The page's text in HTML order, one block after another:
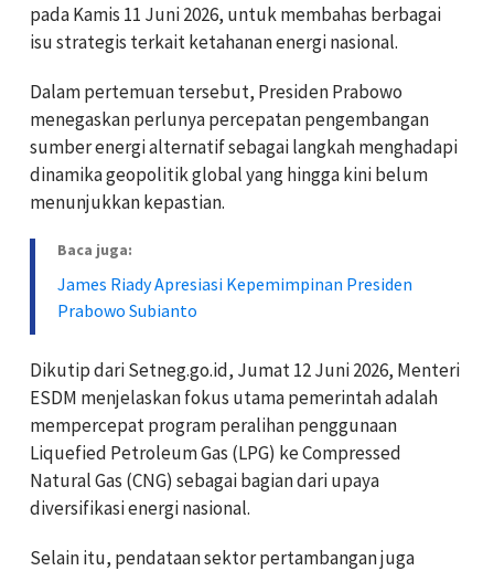
pada Kamis 11 Juni 2026, untuk membahas berbagai
isu strategis terkait ketahanan energi nasional.
Dalam pertemuan tersebut, Presiden Prabowo
menegaskan perlunya percepatan pengembangan
sumber energi alternatif sebagai langkah menghadapi
dinamika geopolitik global yang hingga kini belum
menunjukkan kepastian.
Baca juga:
James Riady Apresiasi Kepemimpinan Presiden
Prabowo Subianto
Dikutip dari Setneg.go.id, Jumat 12 Juni 2026, Menteri
ESDM menjelaskan fokus utama pemerintah adalah
mempercepat program peralihan penggunaan
Liquefied Petroleum Gas (LPG) ke Compressed
Natural Gas (CNG) sebagai bagian dari upaya
diversifikasi energi nasional.
Selain itu, pendataan sektor pertambangan juga